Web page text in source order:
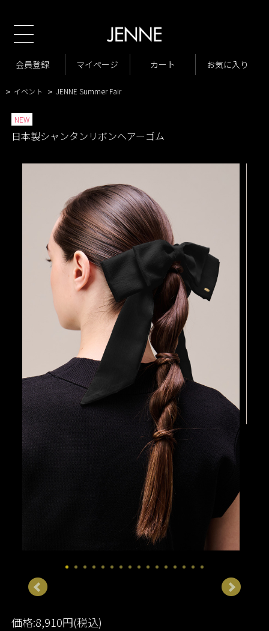
会員登録 マイページ カート お気に入り
TOP
商品一覧 > New Arrivals
VARIATION LIST4 日本製シャンタンリボンヘアーゴム
> イベント > JENNE Summer Fair
NEW
日本製シャンタンリボンヘアーゴム
価格:8,910円(税込)